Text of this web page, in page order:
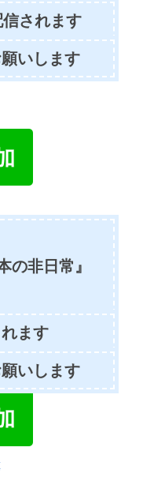
されます
いします
の非日常』
ます
いします